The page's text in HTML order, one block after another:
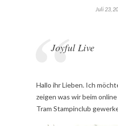
Juli 23,
Joyful Live
Hallo ihr Lieben. Ich
zeigen was wir beim
Tram Stampinclub